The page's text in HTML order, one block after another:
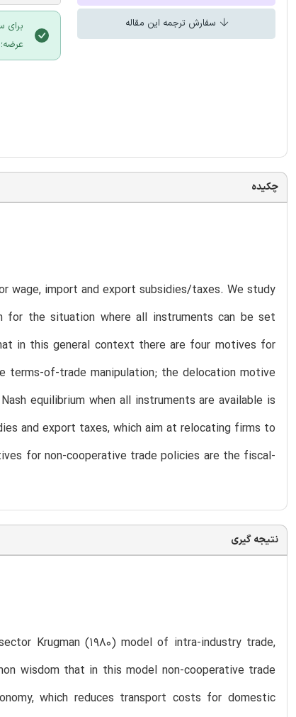
سفارش ترجمه این مقاله
برای
چکیده
wage, import and export subsidies/taxes. We study
for the situation where all instruments can be set
in this general context there are four motives for
of-trade manipulation; the delocation motive
equilibrium when all instruments are available is
and export taxes, which aim at relocating firms to
for non-cooperative trade policies are the fiscal-
نتیجه گیری
Krugman (1980) model of intra-industry trade,
wisdom that in this model non-cooperative trade
which reduces transport costs for domestic